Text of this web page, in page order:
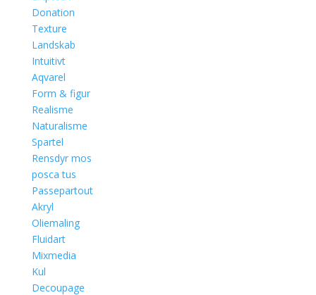
Donation
Texture
Landskab
Intuitivt
Aqvarel
Form & figur
Realisme
Naturalisme
Spartel
Rensdyr mos
posca tus
Passepartout
Akryl
Oliemaling
Fluidart
Mixmedia
Kul
Decoupage